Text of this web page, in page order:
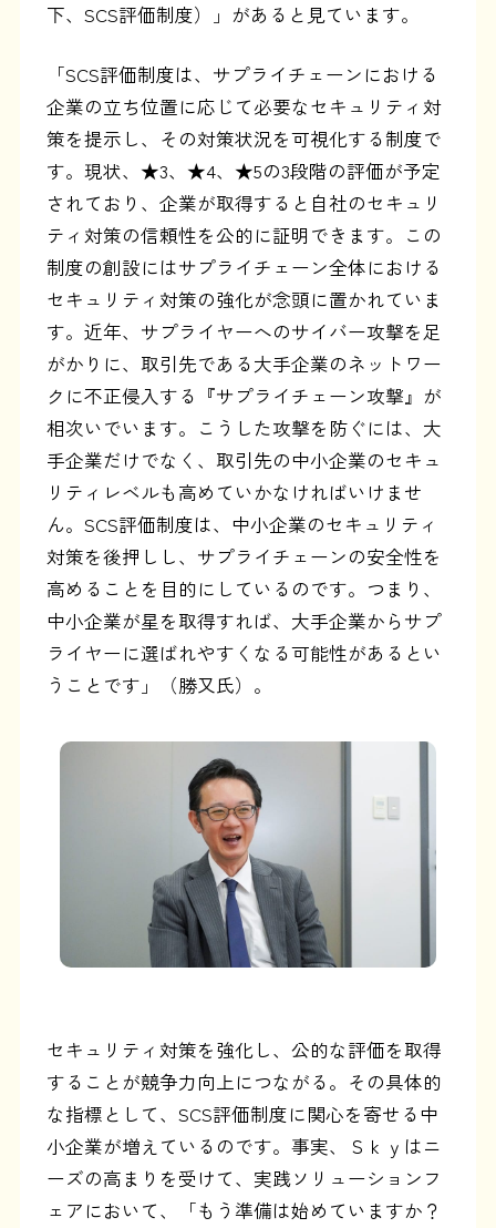
下、SCS評価制度）」があると見ています。
「SCS評価制度は、サプライチェーンにおける
企業の立ち位置に応じて必要なセキュリティ対
策を提示し、その対策状況を可視化する制度で
す。現状、★3、★4、★5の3段階の評価が予定
されており、企業が取得すると自社のセキュリ
ティ対策の信頼性を公的に証明できます。この
制度の創設にはサプライチェーン全体における
セキュリティ対策の強化が念頭に置かれていま
す。近年、サプライヤーへのサイバー攻撃を足
がかりに、取引先である大手企業のネットワー
クに不正侵入する『サプライチェーン攻撃』が
相次いでいます。こうした攻撃を防ぐには、大
手企業だけでなく、取引先の中小企業のセキュ
リティレベルも高めていかなければいけませ
ん。SCS評価制度は、中小企業のセキュリティ
対策を後押しし、サプライチェーンの安全性を
高めることを目的にしているのです。つまり、
中小企業が星を取得すれば、大手企業からサプ
ライヤーに選ばれやすくなる可能性があるとい
うことです」（勝又氏）。
セキュリティ対策を強化し、公的な評価を取得
することが競争力向上につながる。その具体的
な指標として、SCS評価制度に関心を寄せる中
小企業が増えているのです。事実、Ｓｋｙはニ
ーズの高まりを受けて、実践ソリューションフ
ェアにおいて、「もう準備は始めていますか？